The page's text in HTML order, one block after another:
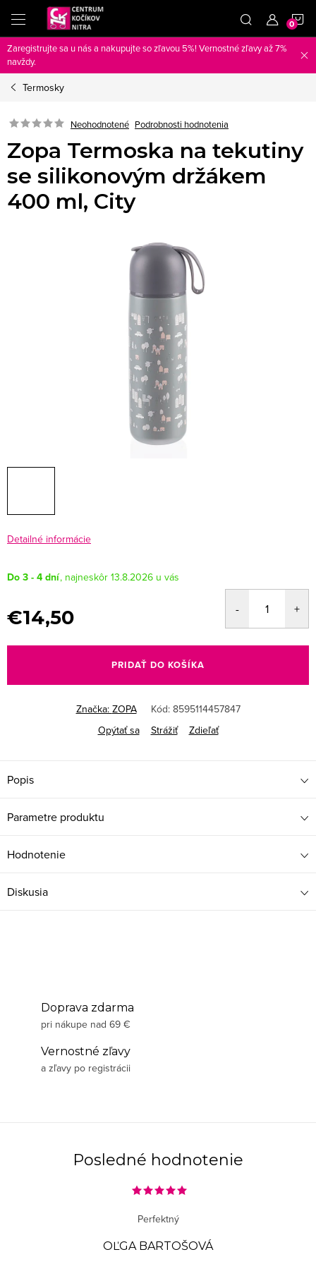
obsah
Zaregistrujte sa u nás a nakupujte so zľavou 5%! Vernostné zľavy až 7%
navždy.
Termosky
Neohodnotené Podrobnosti hodnotenia
Zopa Termoska na tekutiny
se silikonovým držákem
400 ml, City
Detailné informácie
Do 3 - 4 dní 13.8.2026
€14,50
cena:
PRIDAŤ DO KOŠÍKA
Značka: ZOPA Kód: 8595114457847
Opýtať sa
Strážiť Zdieľať
Popis
Parametre produktu
Hodnotenie
Diskusia
Doprava zdarma
pri nákupe nad 69 €
Vernostné zľavy
a zľavy po registrácii
Posledné hodnotenie
Perfektný
OĽGA BARTOŠOVÁ